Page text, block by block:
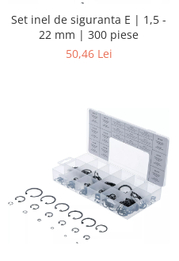
Set inel de siguranta E | 1,5 -
22 mm | 300 piese
50,46 Lei